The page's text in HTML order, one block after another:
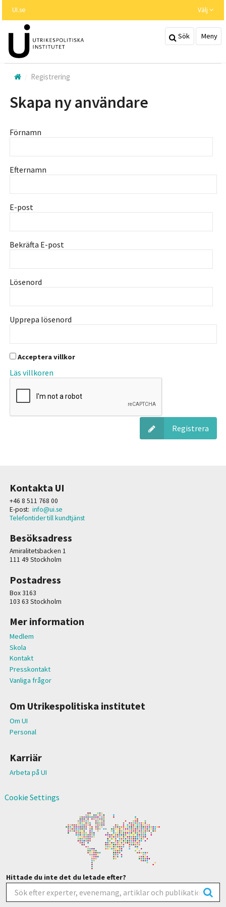
huvudinnehållet
UI.se Välj
Sök Meny
Registrering
Skapa ny användare
Förnamn
Efternamn
E-post
Bekräfta E-post
Lösenord
Upprepa lösenord
Acceptera villkor
Läs villkoren
Registrera
Kontakta UI
+46 8 511 768 00
E-post: info@ui.se
Telefontider till kundtjänst
Besöksadress
Amiralitetsbacken 1
111 49 Stockholm
Postadress
Box 3163
103 63 Stockholm
Mer information
Medlem
Skola
Kontakt
Presskontakt
Vanliga frågor
Om Utrikespolitiska institutet
Om UI
Personal
Karriär
Arbeta på UI
Cookie Settings
Hittade du inte det du letade efter?